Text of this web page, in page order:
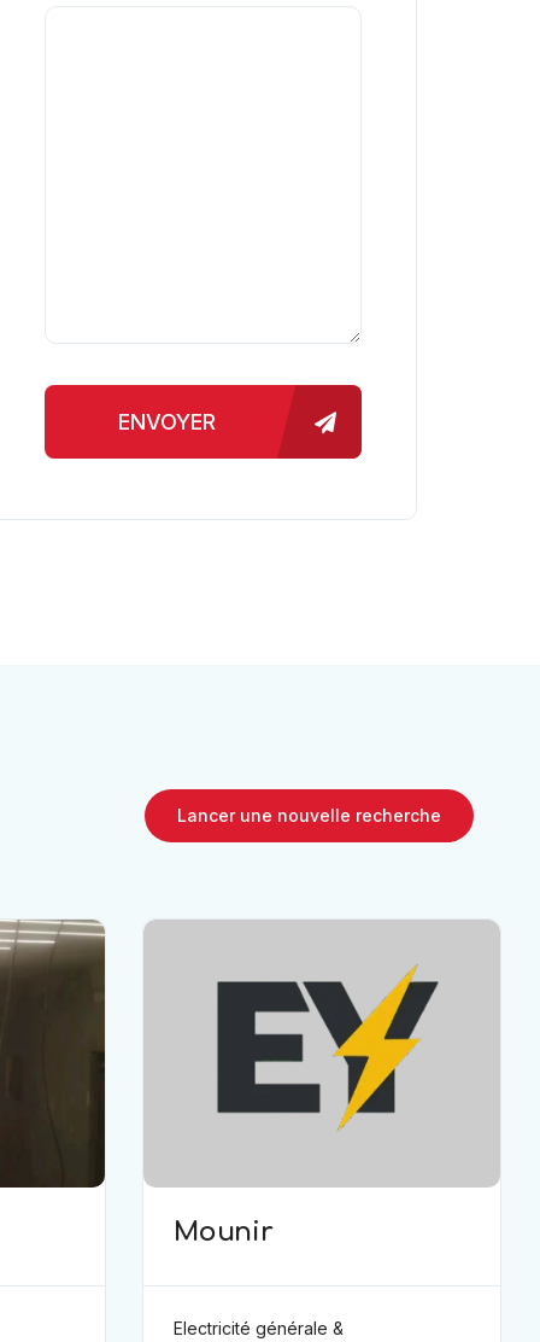
ENVOYER
Lancer une nouvelle recherche
Mounir
Electricité générale &